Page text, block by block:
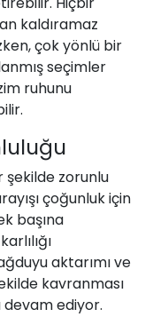
kaldıramaz
çok yönlü bir
seçimler
ruhunu
şekilde zorunlu
çoğunluk için
başına
aktarımı ve
kavranması
ediyor.